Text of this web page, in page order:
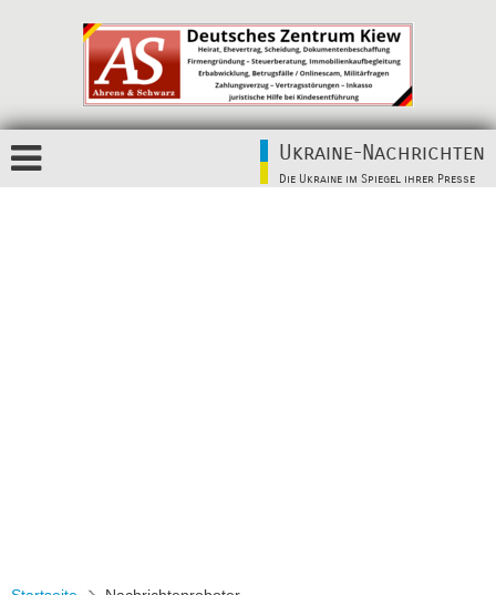
Ukraine-Nachrichten
Die Ukraine im Spiegel ihrer Presse